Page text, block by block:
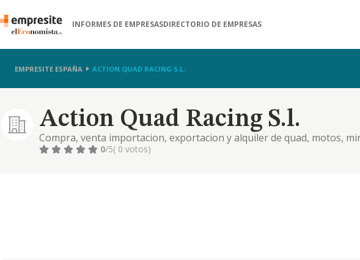
INFORMES DE EMPRESASDIRECTORIO DE EMPRESAS
EMPRESITE ESPAÑA ACTION QUAD RACING S.L.
Action Quad Racing S.l.
Compra, venta importacion, exportacion y alquiler de quad, motos,
recreo y deportivos
0/5( 0 votos)